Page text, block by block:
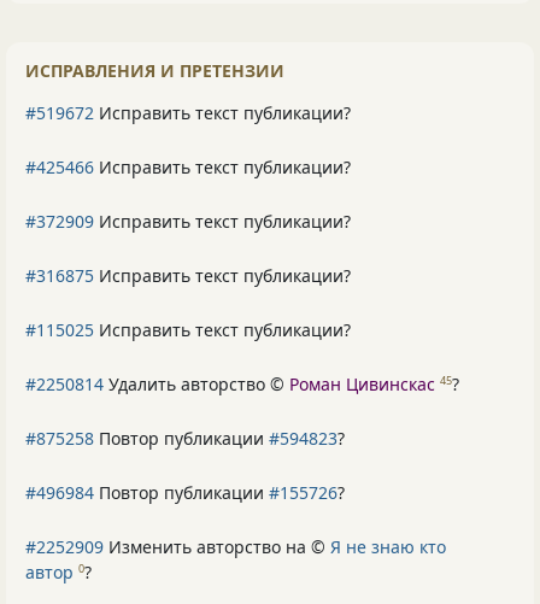
ИСПРАВЛЕНИЯ И ПРЕТЕНЗИИ
#519672 Исправить текст публикации?
#425466 Исправить текст публикации?
#372909 Исправить текст публикации?
#316875 Исправить текст публикации?
#115025 Исправить текст публикации?
#2250814 Удалить авторство © Роман Цивинскас 45?
#875258 Повтор публикации #594823?
#496984 Повтор публикации #155726?
#2252909 Изменить авторство на © Я не знаю кто
автор 0?